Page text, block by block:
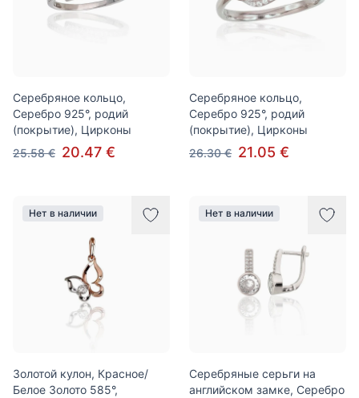
Серебряное кольцо,
Серебро 925°, родий
(покрытие), Цирконы
25.58 € 20.47 €
Серебряное кольцо,
Серебро 925°, родий
(покрытие), Цирконы
26.30 € 21.05 €
Нет в наличии
Золотой кулон, Красное/
Белое Золото 585°,
Нет в наличии
Серебряные серьги на
английском замке, Серебро